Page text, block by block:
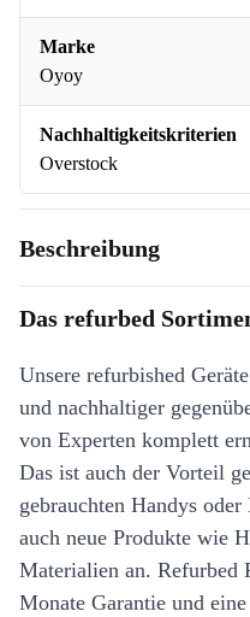
Marke
Oyoy
Nachhaltigkeitskriterien
Overstock
Beschreibung
Das refurbed
Unsere refurbished
und nachhaltiger
von Experten komplett
Das ist auch der Vorteil
gebrauchten Handys
auch neue Produkte wie
Materialien an. Refurbed
Monate Garantie und